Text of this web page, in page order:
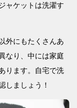
ャケットは洗濯す
外にもたくさんあ
なり、中には家庭
ります。自宅で洗
しましょう！